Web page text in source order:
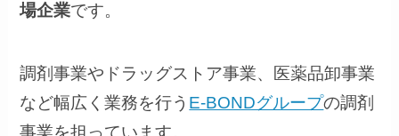
場企業です。
調剤事業やドラッグストア事業、医薬品卸事業
など幅広く業務を行う E-BONDグループの調剤
事業を担っています。